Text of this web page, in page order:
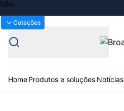
Bolsas
Cotações
HomeProdutos e soluções Notícias